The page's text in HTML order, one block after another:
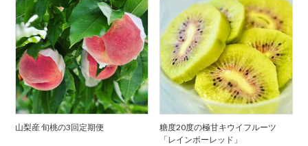
山梨産 旬桃の3回定期便
糖度20度の極甘キウイフルーツ
「レインボーレッド」